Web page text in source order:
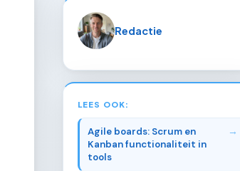
Redactie
LEES OOK:
Agile boards: Scrum en
Kanban functionaliteit in
tools